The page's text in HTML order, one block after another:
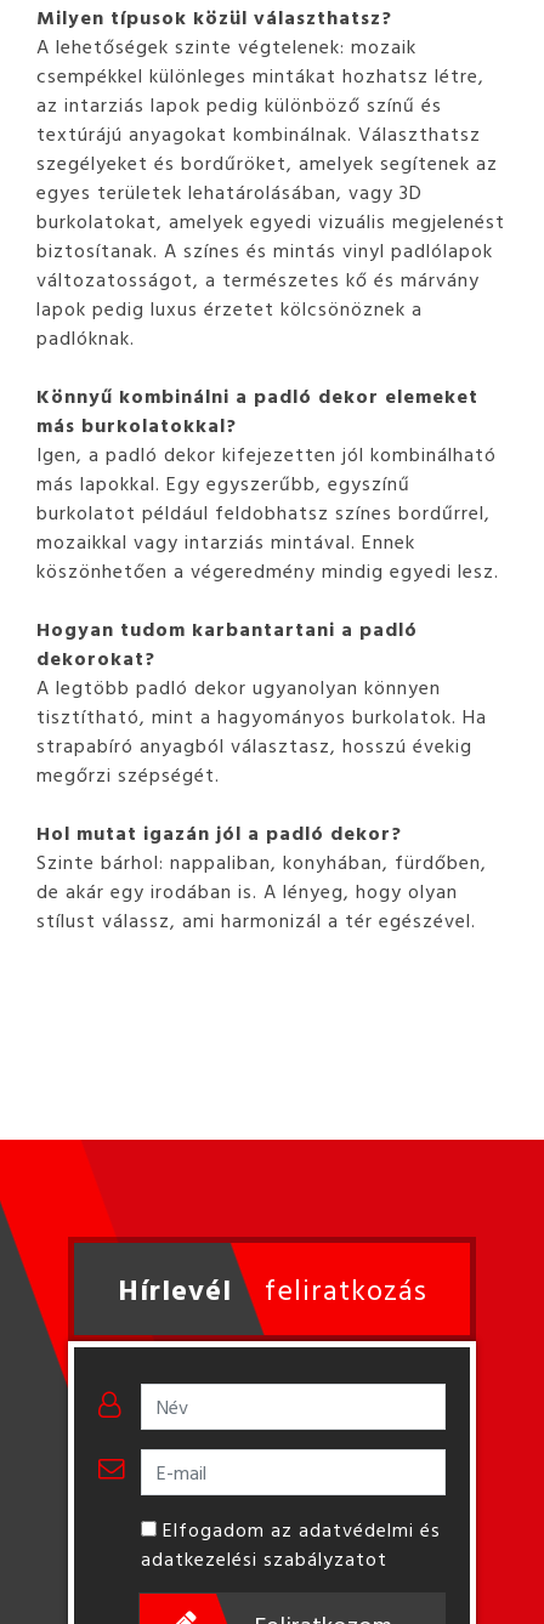
Milyen típusok közül választhatsz?
A lehetőségek szinte végtelenek: mozaik
csempékkel különleges mintákat hozhatsz létre,
az intarziás lapok pedig különböző színű és
textúrájú anyagokat kombinálnak. Választhatsz
szegélyeket és bordűröket, amelyek segítenek az
egyes területek lehatárolásában, vagy 3D
burkolatokat, amelyek egyedi vizuális megjelenést
biztosítanak. A színes és mintás vinyl padlólapok
változatosságot, a természetes kő és márvány
lapok pedig luxus érzetet kölcsönöznek a
padlóknak.
Könnyű kombinálni a padló dekor elemeket
más burkolatokkal?
Igen, a padló dekor kifejezetten jól kombinálható
más lapokkal. Egy egyszerűbb, egyszínű
burkolatot például feldobhatsz színes bordűrrel,
mozaikkal vagy intarziás mintával. Ennek
köszönhetően a végeredmény mindig egyedi lesz.
Hogyan tudom karbantartani a padló
dekorokat?
A legtöbb padló dekor ugyanolyan könnyen
tisztítható, mint a hagyományos burkolatok. Ha
strapabíró anyagból választasz, hosszú évekig
megőrzi szépségét.
Hol mutat igazán jól a padló dekor?
Szinte bárhol: nappaliban, konyhában, fürdőben,
de akár egy irodában is. A lényeg, hogy olyan
stílust válassz, ami harmonizál a tér egészével.
Hírlevél feliratkozás
Elfogadom az adatvédelmi és
adatkezelési szabályzatot